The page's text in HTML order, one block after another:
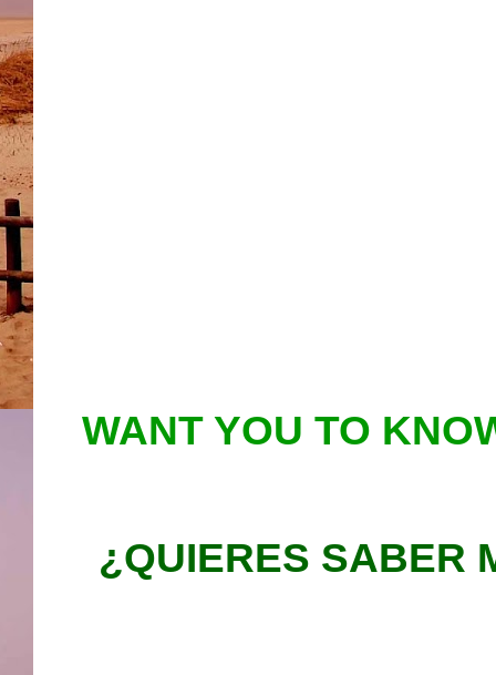
WANT YOU TO
¿QUIERES SABER